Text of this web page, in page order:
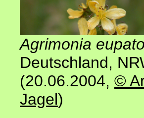
Agrimonia
Deutschland,
(20.06.2004, ©
Jagel)